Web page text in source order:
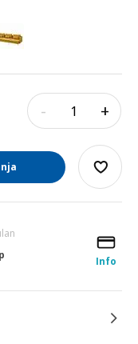
- +
Info